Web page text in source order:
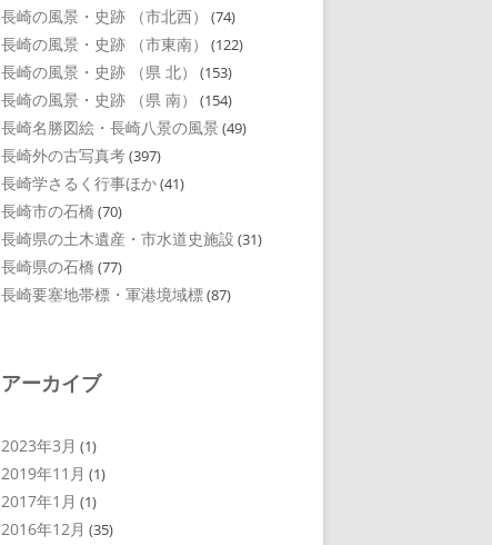
長崎の風景・史跡 （市北西） (74)
長崎の風景・史跡 （市東南） (122)
長崎の風景・史跡 （県 北） (153)
長崎の風景・史跡 （県 南） (154)
長崎名勝図絵・長崎八景の風景 (49)
長崎外の古写真考(397)
長崎学さるく行事ほか(41)
長崎市の石橋 (70)
長崎県の土木遺産・市水道史施設 (31)
長崎県の石橋 (77)
長崎要塞地帯標・軍港境域標(87)
アーカイブ
2023年3月 (1)
2019年11月 (1)
2017年1月 (1)
2016年12月 (35)